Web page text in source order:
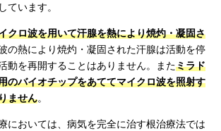
ています。
クロ波を用いて汗腺を熱により焼灼・凝固さ
の熱により焼灼・凝固された汗腺は活動を停
動を再開することはありません。またミラド
のバイオチップをあててマイクロ波を照射す
ません。
においては、病気を完全に治す根治療法では